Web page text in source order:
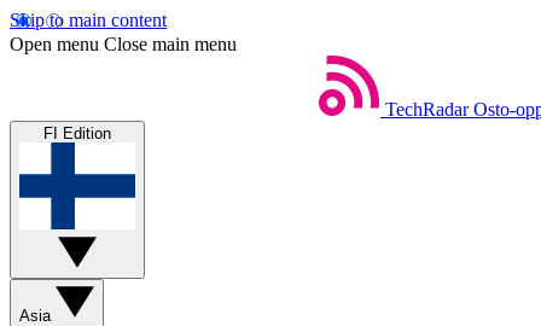
Skip to main content
Open menu Close main menu
TechRadar Osto-
FI Edition
Asia